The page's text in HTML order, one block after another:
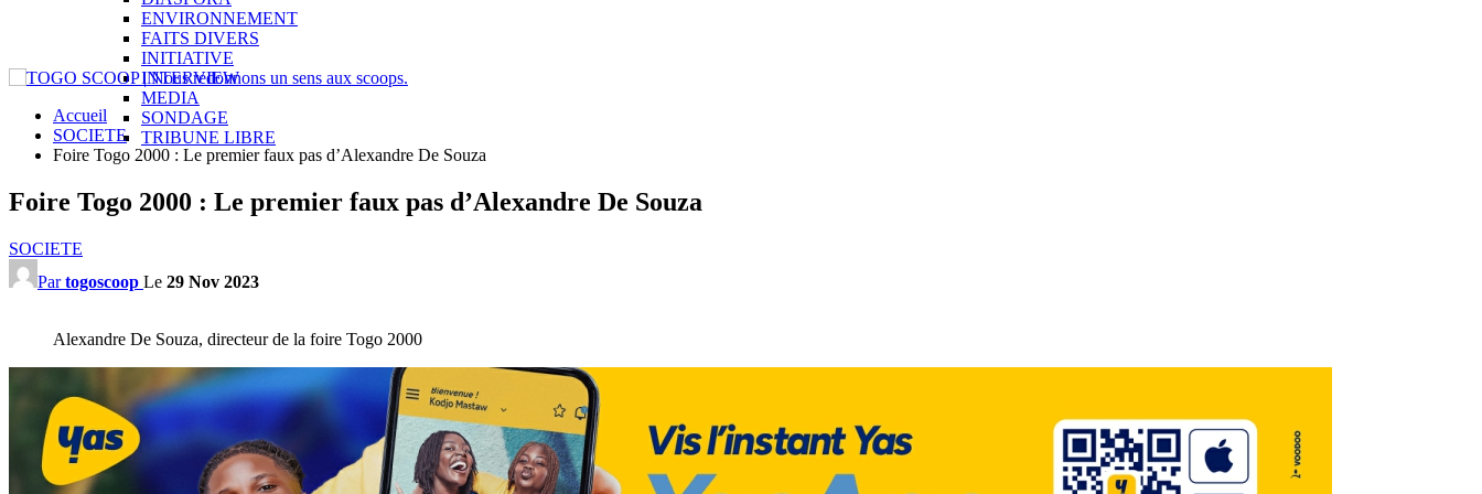
ENVIRONNEMENT
FAITS DIVERS
INITIATIVE
INTERVIEW
MEDIA
SONDAGE
TRIBUNE LIBRE
Accueil
SOCIETE
Foire Togo 2000 : Le premier faux pas d’Alexandre De Souza
Foire Togo 2000 : Le premier faux pas d’Alexandre De Souza
SOCIETE
Partogoscoop Le 29 Nov 2023
Alexandre De Souza, directeur de la foire Togo 2000